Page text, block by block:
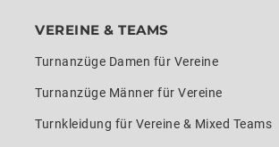
VEREINE & TEAMS
Turnanzüge Damen für Vereine
Turnanzüge Männer für Vereine
Turnkleidung für Vereine & Mixed Teams